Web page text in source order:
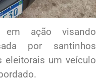
em ação visando
por santinhos
eleitorais um veículo